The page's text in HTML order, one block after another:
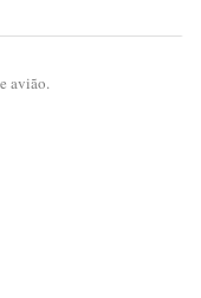
avião.